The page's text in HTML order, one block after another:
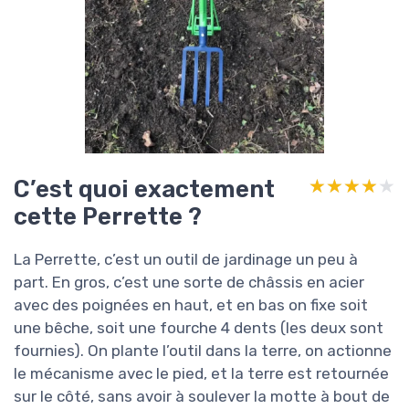
C’est quoi exactement
cette Perrette ?
★★★★★
★★★★★
La Perrette, c’est un outil de jardinage un peu à
part. En gros, c’est une sorte de châssis en acier
avec des poignées en haut, et en bas on fixe soit
une bêche, soit une fourche 4 dents (les deux sont
fournies). On plante l’outil dans la terre, on actionne
le mécanisme avec le pied, et la terre est retournée
sur le côté, sans avoir à soulever la motte à bout de